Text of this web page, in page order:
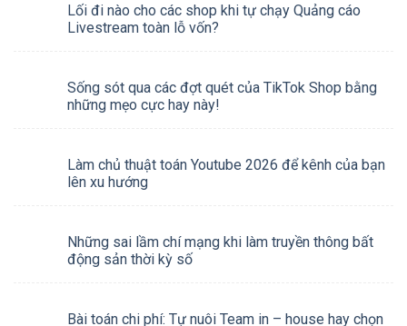
Lối đi nào cho các shop khi tự chạy Quảng cáo
Livestream toàn lỗ vốn?
Sống sót qua các đợt quét của TikTok Shop bằng
những mẹo cực hay này!
Làm chủ thuật toán Youtube 2026 để kênh của bạn
lên xu hướng
Những sai lầm chí mạng khi làm truyền thông bất
động sản thời kỳ số
Bài toán chi phí: Tự nuôi Team in – house hay chọn